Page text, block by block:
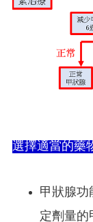
選擇適當的藥
甲狀腺功
定劑量的